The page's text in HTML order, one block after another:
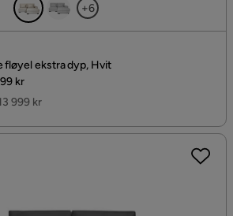
+6
fløyel ekstra dyp, Hvit
kr
999 kr